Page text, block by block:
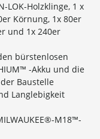
LOK-Holzklinge, 1 x
Körnung, 1x 80er
und 1x 240er
bürstenlosen
-Akku und die
Baustelle
Langlebigkeit
M18™-